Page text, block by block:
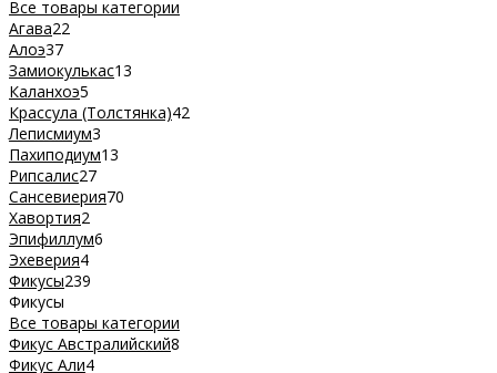
Все товары категории
Агава22
Алоэ37
Замиокулькас13
Каланхоэ5
Крассула (Толстянка)42
Леписмиум3
Пахиподиум13
Рипсалис27
Сансевиерия70
Хавортия2
Эпифиллум6
Эхеверия4
Фикусы239
Фикусы
Все товары категории
Фикус Австралийский8
Фикус Али4